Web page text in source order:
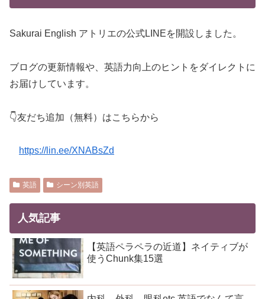
Sakurai English アトリエの公式LINEを開設しました。
ブログの更新情報や、英語力向上のヒントをダイレクトに
お届けしています。
👇友だち追加（無料）はこちらから
https://lin.ee/XNABsZd
英語 シーン別英語
人気記事
【英語ペラペラの近道】ネイティブが
使うChunk集15選